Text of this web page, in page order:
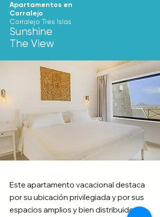
Apartamentos en
Corralejo
Corralejo Tres Islas
Sunshine
The View
Este apartamento vacacional destaca
por su ubicación privilegiada y por sus
espacios amplios y bien distribuidos,